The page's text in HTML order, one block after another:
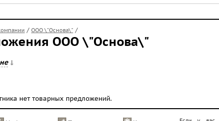
/ ООО \"Основа\" /
ООО \"Основа\"
нет товарных предложений.